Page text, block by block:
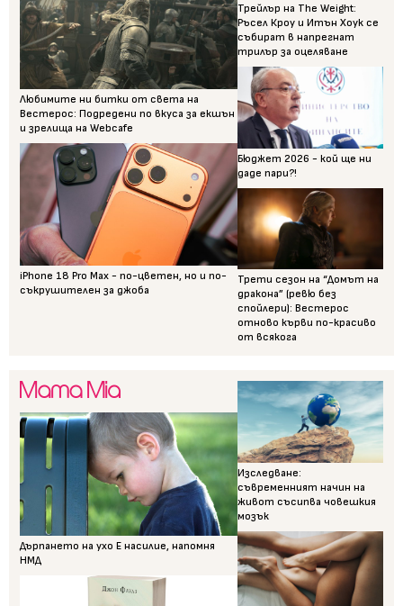
Любимите ни битки от света на
Вестерос: Подредени по вкуса за екшън
и зрелища на Webcafe
iPhone 18 Pro Max - по-цветен, но и по-
съкрушителен за джоба
Трейлър на The Weight:
Ръсел Кроу и Итън Хоук се
събират в напрегнат
трилър за оцеляване
Бюджет 2026 - кой ще ни
даде пари?!
Трети сезон на “Домът на
дракона” (ревю без
спойлери): Вестерос
отново кърви по-красиво
от всякога
Дърпането на ухо Е насилие, напомня
НМД
Изследване:
съвременният начин на
живот съсипва човешкия
мозък